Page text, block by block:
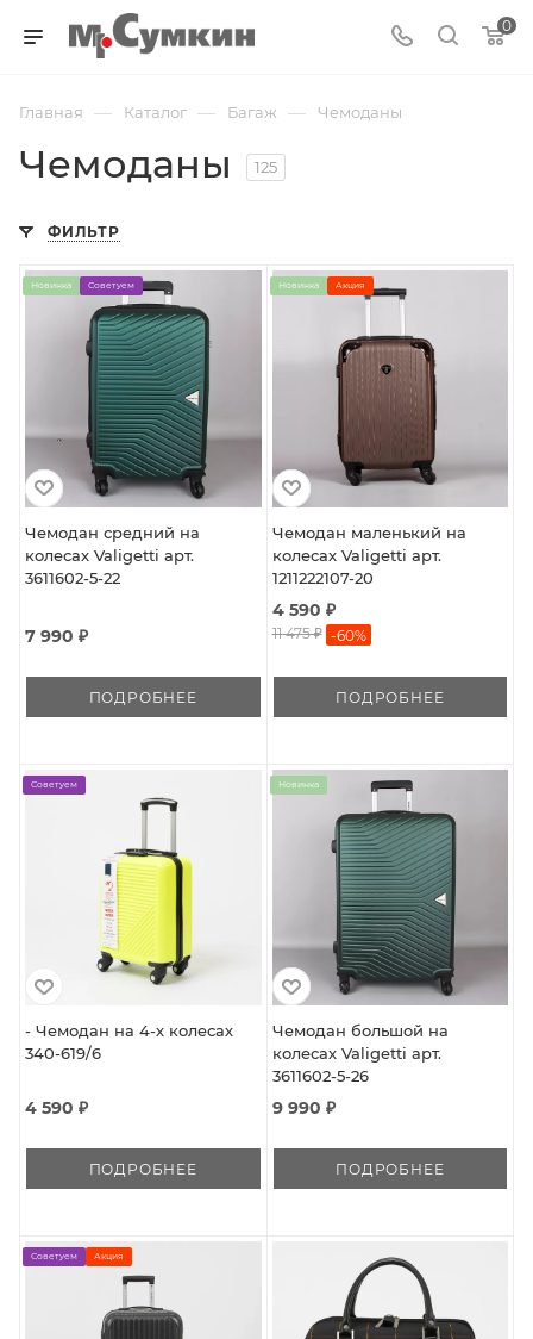
0
Главная — Каталог — Багаж — Чемоданы
Чемоданы 125
ФИЛЬТР
Новинка Советуем
Чемодан средний на
колесах Valigetti арт.
3611602-5-22
7 990 ₽
ПОДРОБНЕЕ
Новинка Акция
Чемодан маленький на
колесах Valigetti арт.
1211222107-20
4 590 ₽
11 475 ₽ -60%
ПОДРОБНЕЕ
Советуем
- Чемодан на 4-х колесах
340-619/6
4 590 ₽
ПОДРОБНЕЕ
Новинка
Чемодан большой на
колесах Valigetti арт.
3611602-5-26
9 990 ₽
ПОДРОБНЕЕ
Советуем Акция